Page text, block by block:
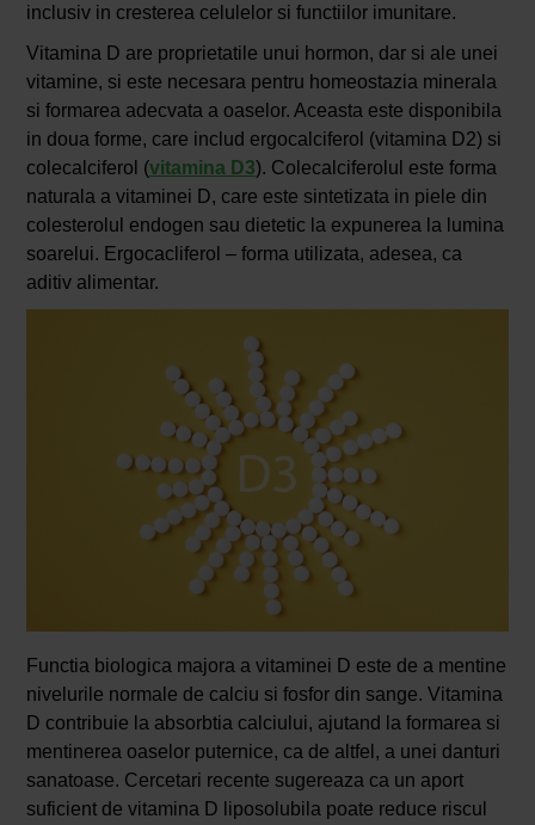
inclusiv in cresterea celulelor si functiilor imunitare.
Vitamina D are proprietatile unui hormon, dar si ale unei
vitamine, si este necesara pentru homeostazia minerala
si formarea adecvata a oaselor. Aceasta este disponibila
in doua forme, care includ ergocalciferol (vitamina D2) si
colecalciferol (vitamina D3). Colecalciferolul este forma
naturala a vitaminei D, care este sintetizata in piele din
colesterolul endogen sau dietetic la expunerea la lumina
soarelui. Ergocacliferol – forma utilizata, adesea, ca
aditiv alimentar.
Functia biologica majora a vitaminei D este de a mentine
nivelurile normale de calciu si fosfor din sange. Vitamina
D contribuie la absorbtia calciului, ajutand la formarea si
mentinerea oaselor puternice, ca de altfel, a unei danturi
sanatoase. Cercetari recente sugereaza ca un aport
suficient de vitamina D liposolubila poate reduce riscul